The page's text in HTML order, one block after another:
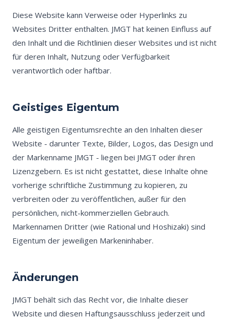
Diese Website kann Verweise oder Hyperlinks zu
Websites Dritter enthalten. JMGT hat keinen Einfluss auf
den Inhalt und die Richtlinien dieser Websites und ist nicht
für deren Inhalt, Nutzung oder Verfügbarkeit
verantwortlich oder haftbar.
Geistiges Eigentum
Alle geistigen Eigentumsrechte an den Inhalten dieser
Website - darunter Texte, Bilder, Logos, das Design und
der Markenname JMGT - liegen bei JMGT oder ihren
Lizenzgebern. Es ist nicht gestattet, diese Inhalte ohne
vorherige schriftliche Zustimmung zu kopieren, zu
verbreiten oder zu veröffentlichen, außer für den
persönlichen, nicht-kommerziellen Gebrauch.
Markennamen Dritter (wie Rational und Hoshizaki) sind
Eigentum der jeweiligen Markeninhaber.
Änderungen
JMGT behält sich das Recht vor, die Inhalte dieser
Website und diesen Haftungsausschluss jederzeit und